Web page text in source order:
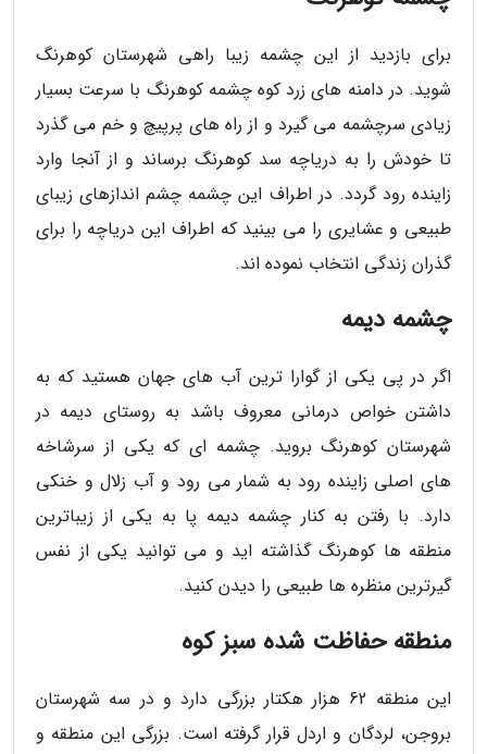
برای بازدید از این چشمه زیبا راهی شهرستان کوهرنگ
شوید. در دامنه های زرد کوه چشمه کوهرنگ با سرعت بسیار
زیادی سرچشمه می گیرد و از راه های پرپیچ و خم می گذرد
تا خودش را به دریاچه سد کوهرنگ برساند و از آنجا وارد
زاینده رود گردد. در اطراف این چشمه چشم اندازهای زیبای
طبیعی و عشایری را می بینید که اطراف این دریاچه را برای
گذران زندگی انتخاب نموده اند.
چشمه دیمه
اگر در پی یکی از گوارا ترین آب های جهان هستید که به
داشتن خواص درمانی معروف باشد به روستای دیمه در
شهرستان کوهرنگ بروید. چشمه ای که یکی از سرشاخه
های اصلی زاینده رود به شمار می رود و آب زلال و خنکی
دارد. با رفتن به کنار چشمه دیمه پا به یکی از زیباترین
منطقه ها کوهرنگ گذاشته اید و می توانید یکی از نفس
گیرترین منظره ها طبیعی را دیدن کنید.
منطقه حفاظت شده سبز کوه
این منطقه 62 هزار هکتار بزرگی دارد و در سه شهرستان
بروجن، لردگان و اردل قرار گرفته است. بزرگی این منطقه و